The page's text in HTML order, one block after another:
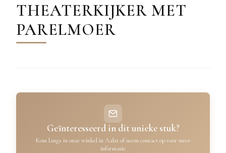
THEATERKIJKER MET
PARELMOER
Geïnteresseerd in dit unieke stuk?
Kom langs in onze winkel in Aalst of neem contact op voor meer
informatie